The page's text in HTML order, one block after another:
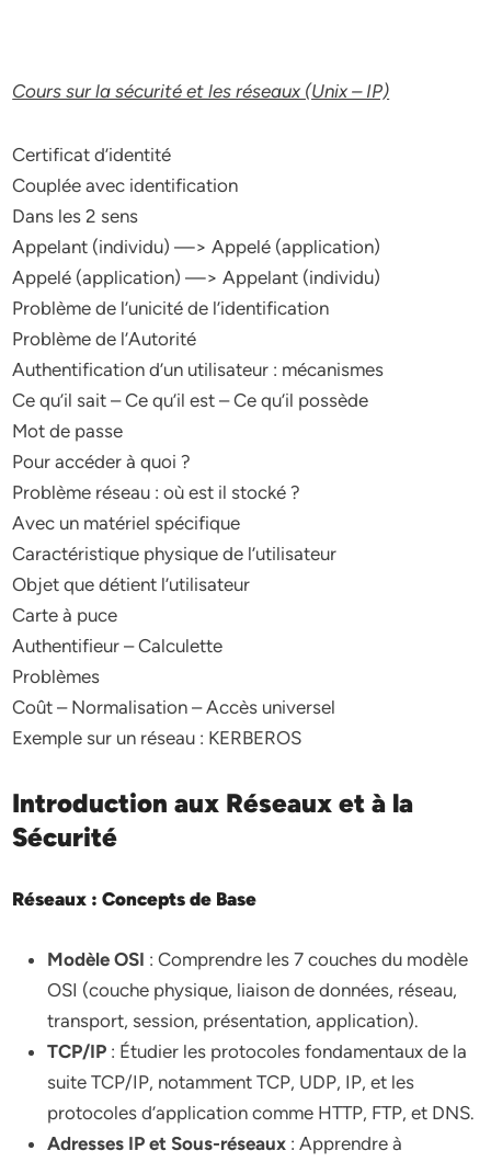
Cours sur la sécurité et les réseaux (Unix – IP)
Certificat d’identité
Couplée avec identification
Dans les 2 sens
Appelant (individu) —> Appelé (application)
Appelé (application) —> Appelant (individu)
Problème de l’unicité de l’identification
Problème de l’Autorité
Authentification d’un utilisateur : mécanismes
Ce qu’il sait – Ce qu’il est – Ce qu’il possède
Mot de passe
Pour accéder à quoi ?
Problème réseau : où est il stocké ?
Avec un matériel spécifique
Caractéristique physique de l’utilisateur
Objet que détient l’utilisateur
Carte à puce
Authentifieur – Calculette
Problèmes
Coût – Normalisation – Accès universel
Exemple sur un réseau : KERBEROS
Introduction aux Réseaux et à la
Sécurité
Réseaux : Concepts de Base
Modèle OSI : Comprendre les 7 couches du modèle
OSI (couche physique, liaison de données, réseau,
transport, session, présentation, application).
TCP/IP : Étudier les protocoles fondamentaux de la
suite TCP/IP, notamment TCP, UDP, IP, et les
protocoles d’application comme HTTP, FTP, et DNS.
Adresses IP et Sous-réseaux : Apprendre à